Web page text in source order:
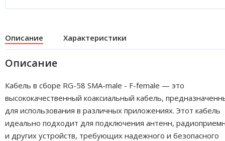
Описание Характеристики
Описание
Кабель в сборе RG-58 SMA-male - F-female — это
высококачественный коаксиальный кабель,
для использования в различных приложениях. Этот кабель
идеально подходит для подключения антенн,
и других устройств, требующих надежного и безопасного